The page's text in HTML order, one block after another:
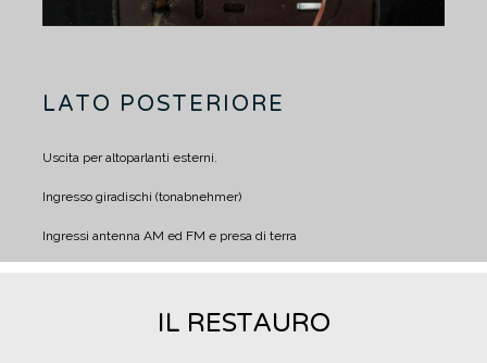
LATO POSTERIORE
Uscita per altoparlanti esterni.
Ingresso giradischi (tonabnehmer)
Ingressi antenna AM ed FM e presa di terra
IL RESTAURO